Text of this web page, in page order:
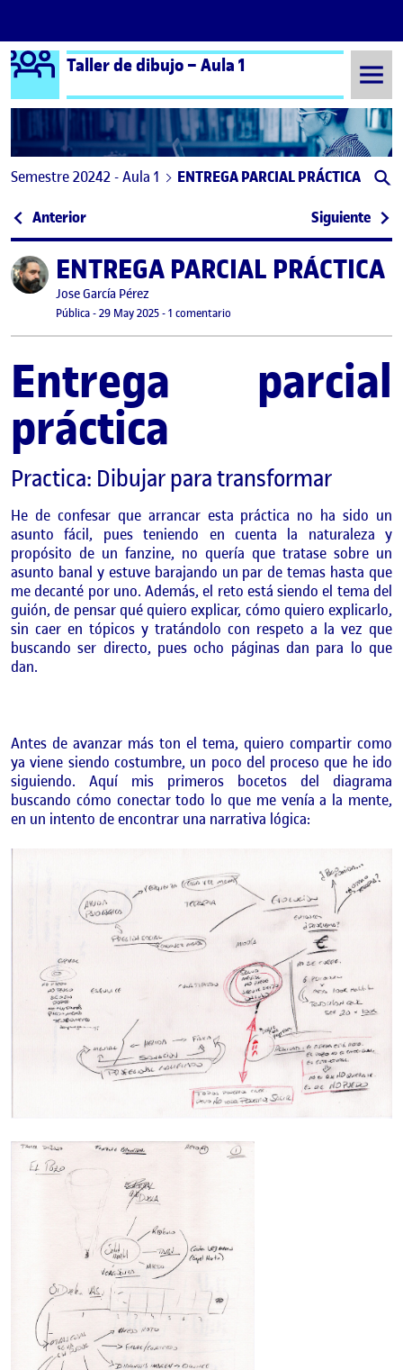
Saltar al contenido
Logo Ágora
Taller de dibujo – Aula 1
Semestre 20242 - Aula 1 ENTREGA PARCIAL PRÁCTICA
Navegación de entradas
Anterior: PEC 4 – Entrega parcial Siguiente:
Publicado porENTREGA PARCIAL PRÁCTICA
Publicado por
Jose García Pérez
Visibilidad:
Pública-Fecha de publicación
29 May 202523 junio, 2025 5:48 pm
-1 comentario
Entrega parcial
práctica
Practica: Dibujar para transformar
He de confesar que arrancar esta práctica no ha sido un
asunto fácil, pues teniendo en cuenta la naturaleza y
propósito de un fanzine, no quería que tratase sobre un
asunto banal y estuve barajando un par de temas hasta que
me decanté por uno. Además, el reto está siendo el tema del
guión, de pensar qué quiero explicar, cómo quiero explicarlo,
sin caer en tópicos y tratándolo con respeto a la vez que
buscando ser directo, pues ocho páginas dan para lo que
dan.
Antes de avanzar más ton el tema, quiero compartir como
ya viene siendo costumbre, un poco del proceso que he ido
siguiendo. Aquí mis primeros bocetos del diagrama
buscando cómo conectar todo lo que me venía a la mente,
en un intento de encontrar una narrativa lógica: